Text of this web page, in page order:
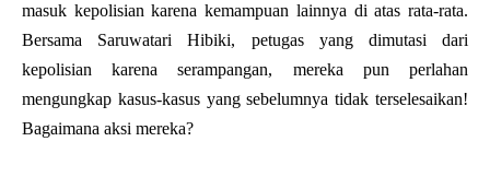
masuk kepolisian karena kemampuan lainnya di atas rata-rata.
Bersama Saruwatari Hibiki, petugas yang dimutasi dari
kepolisian karena serampangan, mereka pun perlahan
mengungkap kasus-kasus yang sebelumnya tidak terselesaikan!
Bagaimana aksi mereka?